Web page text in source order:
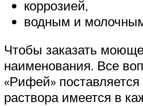
коррозией,
водным и
Чтобы заказать
наименования. Все
«Рифей»
раствора имеется в